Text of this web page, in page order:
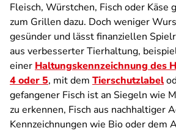
Fleisch, Würstchen, Fisch oder Käse
zum Grillen dazu. Doch weniger
gesünder und lässt finanziellen
aus verbesserter Tierhaltung,
einer Haltungskennzeichnung des
4 oder 5, mit dem Tierschutzlabel
gefangener Fisch ist an Siegeln wie
zu erkennen, Fisch aus nachhaltiger
Kennzeichnungen wie Bio oder dem